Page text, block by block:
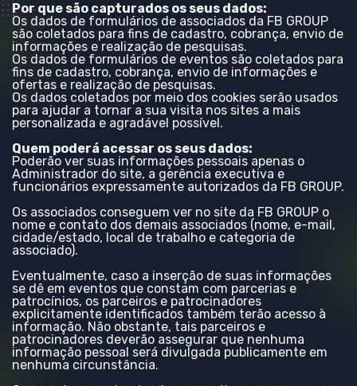
Por que são capturados os seus dados:
Os dados de formulários de associados da FB GROUP
são coletados para fins de cadastro, cobrança, envio de
informações e realização de pesquisas.
Os dados de formulários de eventos são coletados para
fins de cadastro, cobrança, envio de informações e
ofertas e realização de pesquisas.
Os dados coletados por meio dos cookies serão usados
para ajudar a tornar a sua visita nos sites a mais
personalizada e agradável possível.
Quem poderá acessar os seus dados:
Poderão ver suas informações pessoais apenas o
Administrador do site, a gerência executiva e
funcionários expressamente autorizados da FB GROUP.
Os associados conseguem ver no site da FB GROUP o
nome e contato dos demais associados (nome, e-mail,
cidade/estado, local de trabalho e categoria de
associado).
Eventualmente, caso a inserção de suas informações
se dê em eventos que constam com parcerias e
patrocínios, os parceiros e patrocinadores
explicitamente identificados também terão acesso à
informação. Não obstante, tais parceiros e
patrocinadores deverão assegurar que nenhuma
informação pessoal será divulgada publicamente em
nenhuma circunstância.